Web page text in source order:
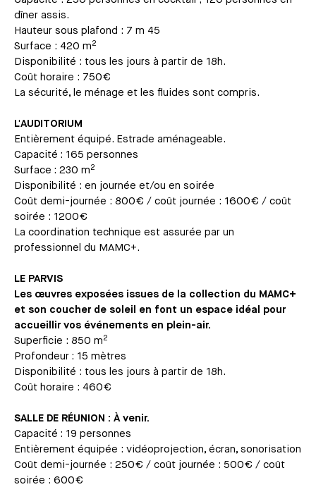
dîner assis.
Hauteur sous plafond : 7 m 45
Surface : 420 m2
Disponibilité : tous les jours à partir de 18h.
Coût horaire : 750€
La sécurité, le ménage et les fluides sont compris.
L'AUDITORIUM
Entièrement équipé. Estrade aménageable.
Capacité : 165 personnes
Surface : 230 m2
Disponibilité : en journée et/ou en soirée
Coût demi-journée : 800€ / coût journée : 1600€ / coût
soirée : 1200€
La coordination technique est assurée par un
professionnel du MAMC+.
LE PARVIS
Les œuvres exposées issues de la collection du MAMC+
et son coucher de soleil en font un espace idéal pour
accueillir vos événements en plein-air.
Superficie : 850 m2
Profondeur : 15 mètres
Disponibilité : tous les jours à partir de 18h.
Coût horaire : 460€
SALLE DE RÉUNION : À venir.
Capacité : 19 personnes
Entièrement équipée : vidéoprojection, écran, sonorisation
Coût demi-journée : 250€ / coût journée : 500€ / coût
soirée : 600€